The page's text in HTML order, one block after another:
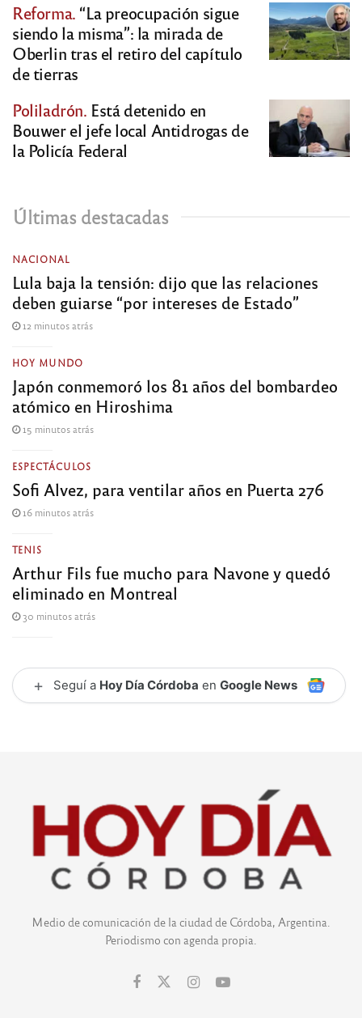
Reforma. “La preocupación sigue
siendo la misma”: la mirada de
Oberlin tras el retiro del capítulo
de tierras
Poliladrón. Está detenido en
Bouwer el jefe local Antidrogas de
la Policía Federal
Últimas destacadas
NACIONAL
Lula baja la tensión: dijo que las relaciones
deben guiarse “por intereses de Estado”
12 minutos atrás
HOY MUNDO
Japón conmemoró los 81 años del bombardeo
atómico en Hiroshima
15 minutos atrás
ESPECTÁCULOS
Sofi Alvez, para ventilar años en Puerta 276
16 minutos atrás
TENIS
Arthur Fils fue mucho para Navone y quedó
eliminado en Montreal
30 minutos atrás
+ Seguí a Hoy Día Córdoba en Google News
Medio de comunicación de la ciudad de Córdoba, Argentina.
Periodismo con agenda propia.